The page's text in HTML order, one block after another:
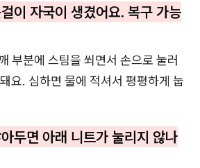
이 자국이 생겼어요. 복구 가능
부분에 스팀을 쐬면서 손으로 눌러
요. 심하면 물에 적셔서 평평하게 눕
두면 아래 니트가 눌리지 않나